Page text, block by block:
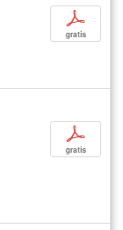
p
gratis
p
gratis